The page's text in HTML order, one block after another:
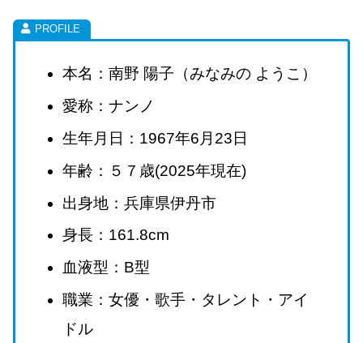
本名：南野 陽子（みなみの ようこ）
愛称：ナンノ
生年月日：1967年6月23日
年齢：５７歳(2025年現在)
出身地：兵庫県伊丹市
身長：161.8cm
血液型：B型
職業：女優・歌手・タレント・アイ
ドル